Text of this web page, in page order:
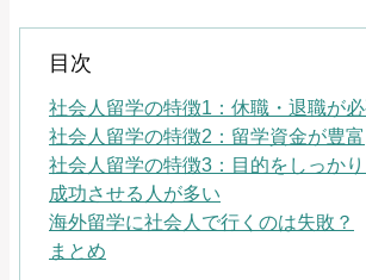
目次
社会人留学の特徴1：休職・退職が
社会人留学の特徴2：留学資金が豊富
社会人留学の特徴3：目的をしっか
成功させる人が多い
海外留学に社会人で行くのは失敗？
まとめ